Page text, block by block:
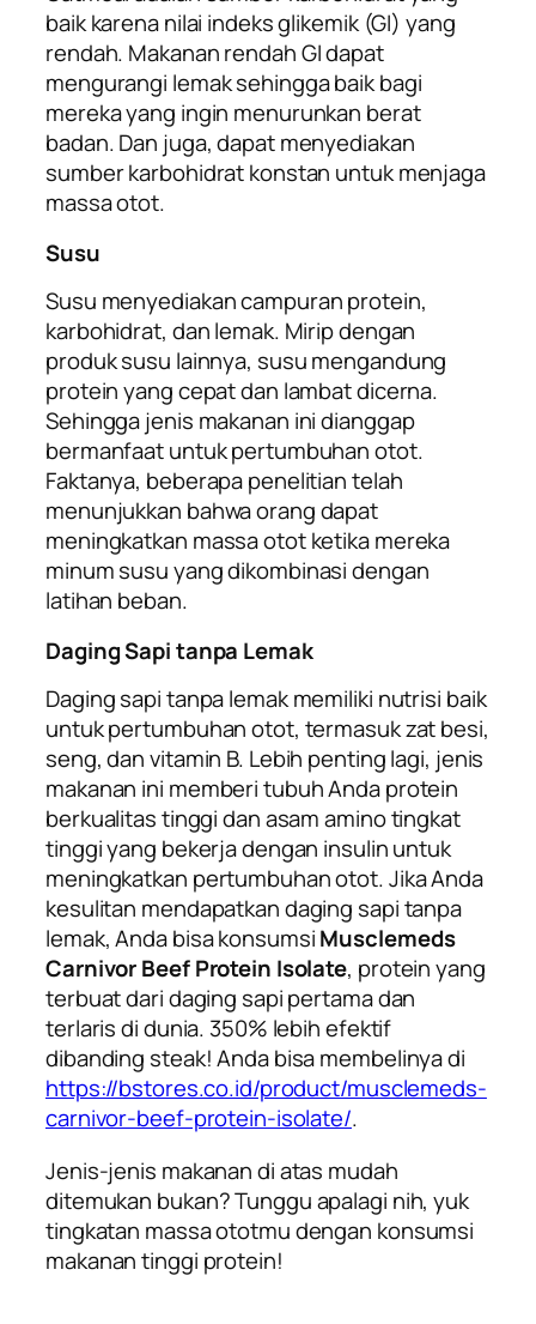
baik karena nilai indeks glikemik (GI) yang
rendah. Makanan rendah GI dapat
mengurangi lemak sehingga baik bagi
mereka yang ingin menurunkan berat
badan. Dan juga, dapat menyediakan
sumber karbohidrat konstan untuk menjaga
massa otot.
Susu
Susu menyediakan campuran protein,
karbohidrat, dan lemak. Mirip dengan
produk susu lainnya, susu mengandung
protein yang cepat dan lambat dicerna.
Sehingga jenis makanan ini dianggap
bermanfaat untuk pertumbuhan otot.
Faktanya, beberapa penelitian telah
menunjukkan bahwa orang dapat
meningkatkan massa otot ketika mereka
minum susu yang dikombinasi dengan
latihan beban.
Daging Sapi tanpa Lemak
Daging sapi tanpa lemak memiliki nutrisi baik
untuk pertumbuhan otot, termasuk zat besi,
seng, dan vitamin B. Lebih penting lagi, jenis
makanan ini memberi tubuh Anda protein
berkualitas tinggi dan asam amino tingkat
tinggi yang bekerja dengan insulin untuk
meningkatkan pertumbuhan otot. Jika Anda
kesulitan mendapatkan daging sapi tanpa
lemak, Anda bisa konsumsiMusclemeds
Carnivor Beef Protein Isolate, protein yang
terbuat dari daging sapi pertama dan
terlaris di dunia. 350% lebih efektif
dibanding steak! Anda bisa membelinya di
https://bstores.co.id/product/musclemeds-
carnivor-beef-protein-isolate/.
Jenis-jenis makanan di atas mudah
ditemukan bukan? Tunggu apalagi nih, yuk
tingkatan massa ototmu dengan konsumsi
makanan tinggi protein!